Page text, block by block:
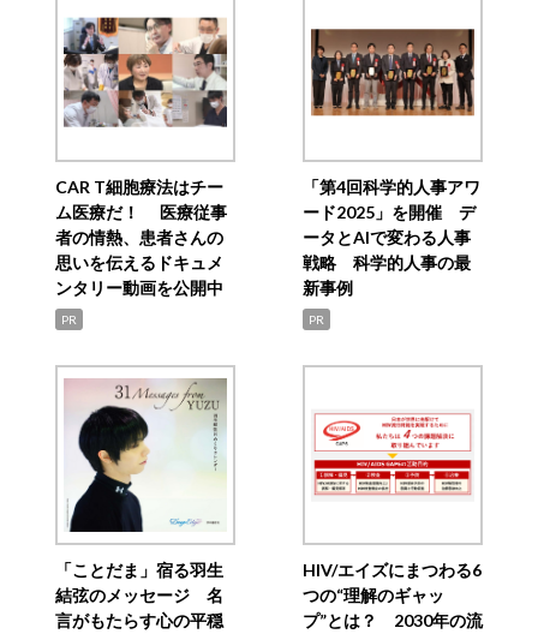
CAR T細胞療法はチー
ム医療だ！ 医療従事
者の情熱、患者さんの
思いを伝えるドキュメ
ンタリー動画を公開中
PR
「第4回科学的人事アワ
ード2025」を開催 デ
ータとAIで変わる人事
戦略 科学的人事の最
新事例
PR
「ことだま」宿る羽生
結弦のメッセージ 名
言がもたらす心の平穏
HIV/エイズにまつわる6
つの“理解のギャッ
プ”とは？ 2030年の流